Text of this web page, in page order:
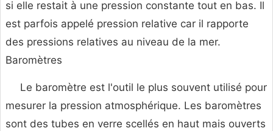
si elle restait à une pression constante tout en bas. Il
est parfois appelé pression relative car il rapporte
des pressions relatives au niveau de la mer.
Baromètres
Le baromètre est l'outil le plus souvent utilisé pour
mesurer la pression atmosphérique. Les baromètres
sont des tubes en verre scellés en haut mais ouverts